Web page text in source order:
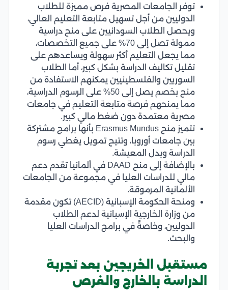
توفر الجامعات المصرية فرص مميزة للطلاب
الدوليين من أجل تسهيل متابعة التعليم العالي،
ويحصل الطلاب السودانيين على منح دراسية
ممولة تصل إلى 70% على جميع التخصصات،
مما يجعل التعليم أكثر سهولة ويساعدهم على
تقليل تكاليف الدراسة بشكل كبير، أما الطلاب
السوريين والفلسطينيين يمكنهم الاستفادة من
منح بخصم يصل إلى 50% على الرسوم الدراسية،
مما يمنحهم فرصة متابعة التعليم في جامعات
مصرية معتمدة دون ضغط مالي كبير.
تتميز منح Erasmus Mundus بأنها برامج مشتركة
بين جامعات أوروبا، وتتيح تمويل يغطي رسوم
الدراسة وبدل المعيشة.
بالإضافة إلى منح DAAD في ألمانيا تقدم دعم
مالي للدراسات العليا في مجموعة من الجامعات
الألمانية المرموقة.
ومنحة الحكومة الإسبانية (AECID) تكون مقدمة
من وزارة الخارجية الإسبانية لدعم الطلاب
الدوليين، وخاصةً في برامج الدراسات العليا
والبحث.
مستقبل الخريجين بعد تجربة
الدراسة بالخارج والفرص